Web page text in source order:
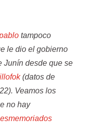
tampoco
le dio el gobierno
Junín desde que se
(datos de
Veamos los
no hay